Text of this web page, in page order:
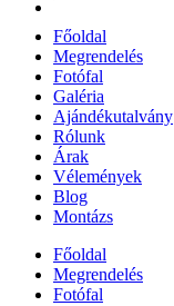
Főoldal
Megrendelés
Fotófal
Galéria
Ajándékutalvány
Rólunk
Árak
Vélemények
Blog
Montázs
Főoldal
Megrendelés
Fotófal